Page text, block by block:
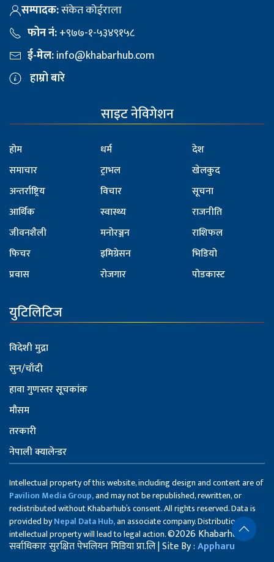
सम्पादक:संकेत कोईराला
फोन नं:+९७७-१-५३४९१५८
ई-मेल:info@khabarhub.com
हाम्रो बारे
साइट नेविगेशन
होम
समाचार
अन्तर्राष्ट्रिय
आर्थिक
जीवनशैली
फिचर
प्रवास
धर्म
ट्राभल
विचार
स्वास्थ्य
मनोरञ्जन
इमिग्रेसन
रोजगार
देश
खेलकुद
सूचना
राजनीति
राशिफल
भिडियो
पोडकास्ट
युटिलिटिज
विदेशी मुद्रा
सुन/चाँदी
हावा गुणस्तर सूचकांक
मौसम
तरकारी
नेपाली क्यालेन्डर
Intellectual property of this website, including design and content are of
Pavilion Media Group,and may not be republished, rewritten, or
redistributed without Khabarhub’s consent. All rights reserved. Data is
provided byNepal Data Hub,an associate company. Distribution of
intellectual property will lead to legal action.©2026 Khabarhub
सर्वाधिकार सुरक्षित पेभलियन मिडिया प्रा.लि | Site By :Appharu